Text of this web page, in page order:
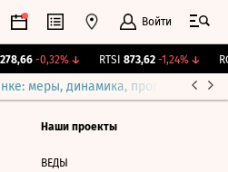
Войти
-0,32%↓ RTSI 873,62 -1,24%↓
меры, динамика, прогнозы
Наши проекты
ВЕДЫ